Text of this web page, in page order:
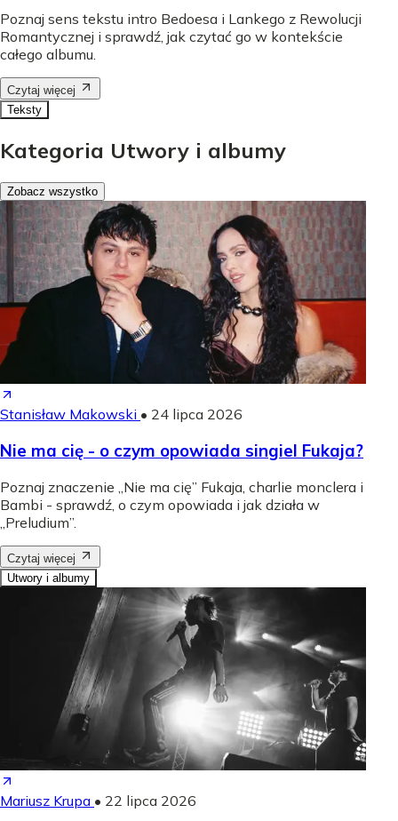
Poznaj sens tekstu intro Bedoesa i Lankego z Rewolucji
Romantycznej i sprawdź, jak czytać go w kontekście
całego albumu.
Czytaj więcej
Teksty
Kategoria Utwory i albumy
Zobacz wszystko
Stanisław Makowski • 24 lipca 2026
Nie ma cię - o czym opowiada singiel Fukaja?
Poznaj znaczenie „Nie ma cię” Fukaja, charlie monclera i
Bambi - sprawdź, o czym opowiada i jak działa w
„Preludium”.
Czytaj więcej
Utwory i albumy
Mariusz Krupa • 22 lipca 2026